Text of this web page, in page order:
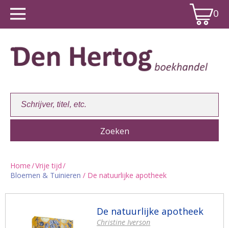
0
Winkelwagen:
Home/Vrije tijd/
Bloemen & Tuinieren / De natuurlijke apotheek
De natuurlijke apotheek
Christine Iverson